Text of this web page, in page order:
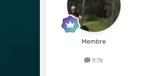
Membre
9,7k